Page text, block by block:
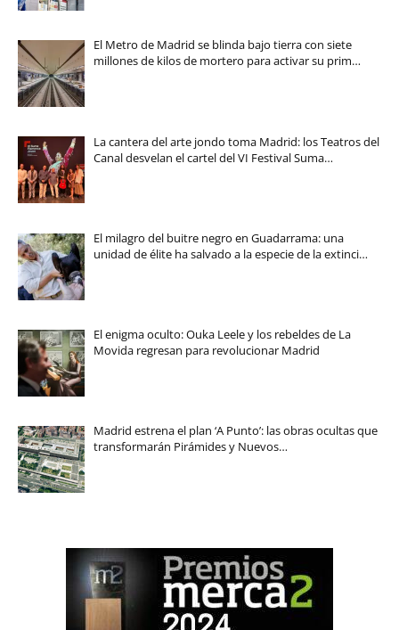
El Metro de Madrid se blinda bajo tierra con siete
millones de kilos de mortero para activar su prim…
La cantera del arte jondo toma Madrid: los Teatros del
Canal desvelan el cartel del VI Festival Suma…
El milagro del buitre negro en Guadarrama: una
unidad de élite ha salvado a la especie de la extinci…
El enigma oculto: Ouka Leele y los rebeldes de La
Movida regresan para revolucionar Madrid
Madrid estrena el plan ‘A Punto’: las obras ocultas que
transformarán Pirámides y Nuevos…